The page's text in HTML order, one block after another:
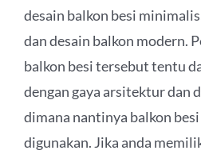
desain balkon besi
dan desain balkon modern.
balkon besi tersebut tentu
dengan gaya arsitektur dan
dimana nantinya balkon
digunakan. Jika anda